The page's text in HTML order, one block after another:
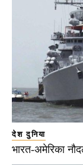
देश दुनिया
भारत-अमेरिका